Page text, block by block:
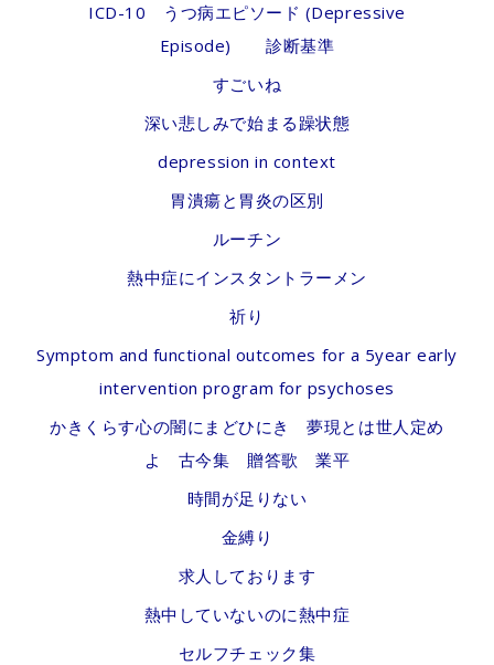
ICD-10 うつ病エピソード (Depressive
Episode) 診断基準
すごいね
深い悲しみで始まる躁状態
depression in context
胃潰瘍と胃炎の区別
ルーチン
熱中症にインスタントラーメン
祈り
Symptom and functional outcomes for a 5year early
intervention program for psychoses
かきくらす心の闇にまどひにき 夢現とは世人定め
よ 古今集 贈答歌 業平
時間が足りない
金縛り
求人しております
熱中していないのに熱中症
セルフチェック集